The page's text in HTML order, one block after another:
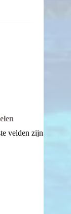
velden zijn